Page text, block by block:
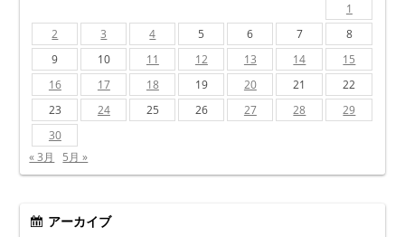
1
2
3 4 5 6 7
8
9
10 11 12 13 14
15
16
17 18 19 20 21
22
23
24 25 26 27 28
29
30
« 3月
5月 »
アーカイブ